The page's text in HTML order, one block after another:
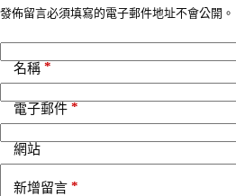
發佈留言必須填寫的電子郵件地址不會公開。
名稱 *
電子郵件 *
網站
新增留言 *
v
: